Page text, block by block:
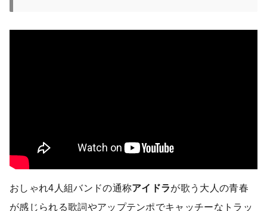
おしゃれ4人組バンドの通称アイドラが歌う大人の青春
が感じられる歌詞やアップテンポでキャッチーなトラッ